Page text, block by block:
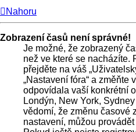
Nahoru
Zobrazení časů není správné!
Je možné, že zobrazený
než ve které se nacházíte.
přejděte na váš
„Nastavení fóra“ a změňte
odpovídala vaší konkrétní
Londýn, New York,
vědomí, že změnu časové
nastavení, můžou